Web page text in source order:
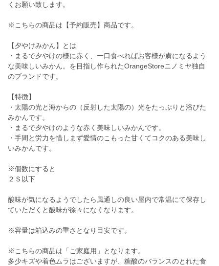
くお願い致します。
※こちらの商品は【予約販売】商品です。
【夕やけみかん】とは
・まるで夕やけの様に赤く、一口食べればお客様が虜になるよう
な美味しいみかん。を目指し作られたOrangeStoreニノミヤ独自
のブランドです。
【特徴】
・太陽の光と海からの（反射した太陽の）光をたっぷりと浴びた
みかんです。
・まるで夕やけのような赤く美味しいみかんです。
・手間と労力を惜しまず愛情のこもった甘くてコクのある美味し
いみかんです。
※個数にすると
２Ｓ以下
酸味が気になるようでしたら風通しの良い屋内で常温にて保存し
ていただくと酸味が徐々になくなります。
※容量は箱込みの重さとなり目安です。
※こちらの商品は「ご家庭用」となります。
多少キズや着色ムラはございますが、糖酸のバランスのとれた食